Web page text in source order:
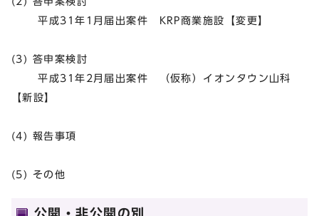
平成31年1月届出案件 KRP商業施設【変更】
(3) 答申案検討
平成31年2月届出案件 （仮称）イオンタウン山科
【新設】
(4) 報告事項
(5) その他
公開・非公開の別